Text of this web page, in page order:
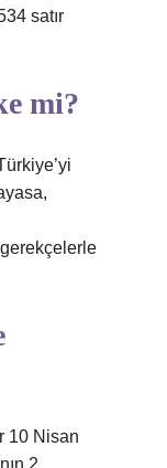
satır
mi?
10 Nisan
2.